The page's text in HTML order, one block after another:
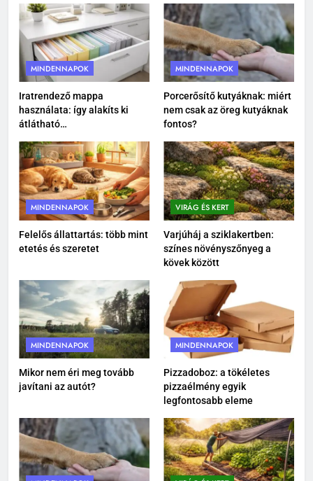
7
Ízületvédő kutyáknak: tudatos
gondoskodás a mozgás
szabadságáért
MINDENNAPOK
8
Mit tegyünk és mit NE ha beüt a
forróság a kertbe
VIRÁG ÉS KERT
1
Iratrendező mappa használata:
így alakíts ki átlátható
dokumentumkezelést
MINDENNAPOK
2
Porcerősítő kutyáknak: miért
nem csak az öreg kutyáknak
fontos?
MINDENNAPOK
Felelős állattartás: több mint
etetés és szeretet
MINDENNAPOK
MINDENNAPOK
Iratrendező mappa
használata: így alakíts ki
átlátható
MINDENNAPOK
Porcerősítő kutyáknak: miért
nem csak az öreg kutyáknak
fontos?
MINDENNAPOK
Felelős állattartás: több mint
etetés és szeretet
VIRÁG ÉS KERT
Varjúháj a sziklakertben:
színes növényszőnyeg a
kövek között
MINDENNAPOK
Mikor nem éri meg tovább
javítani az autót?
MINDENNAPOK
Pizzadoboz: a tökéletes
pizzaélmény egyik
legfontosabb eleme